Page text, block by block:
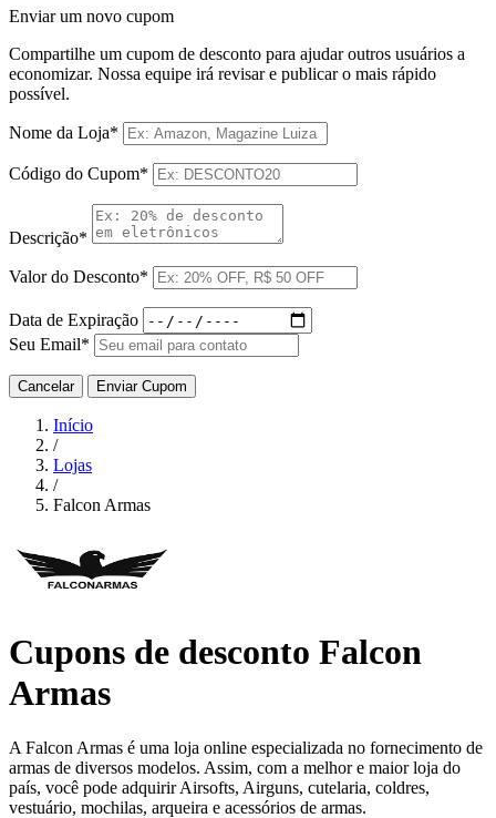
Enviar um novo cupom
Compartilhe um cupom de desconto para ajudar outros usuários a
economizar. Nossa equipe irá revisar e publicar o mais rápido
possível.
Nome da Loja*
Código do Cupom*
Descrição*
Valor do Desconto*
Data de Expiração
Seu Email*
Cancelar Enviar Cupom
Início
/
Lojas
/
Falcon Armas
Cupons de desconto Falcon
Armas
A Falcon Armas é uma loja online especializada no fornecimento de
armas de diversos modelos. Assim, com a melhor e maior loja do
país, você pode adquirir Airsofts, Airguns, cutelaria, coldres,
vestuário, mochilas, arqueira e acessórios de armas.